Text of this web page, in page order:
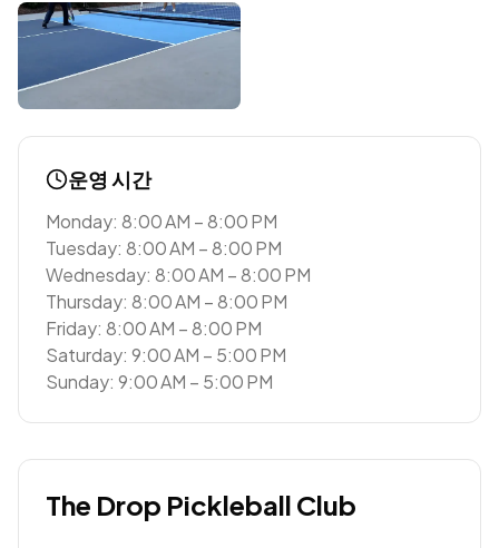
운영 시간
Monday: 8:00 AM – 8:00 PM
Tuesday: 8:00 AM – 8:00 PM
Wednesday: 8:00 AM – 8:00 PM
Thursday: 8:00 AM – 8:00 PM
Friday: 8:00 AM – 8:00 PM
Saturday: 9:00 AM – 5:00 PM
Sunday: 9:00 AM – 5:00 PM
The Drop Pickleball Club